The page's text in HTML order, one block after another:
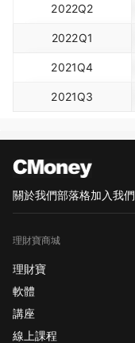
2022Q2
2022Q1
2021Q4
2021Q3
關於我們部落格加入我們
理財寶商城
理財寶
軟體
講座
線上課程